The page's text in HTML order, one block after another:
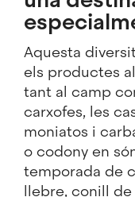
Aquesta
els productes
tant al camp
carxofes, les
moniatos i
o codony en
temporada de
llebre, conill